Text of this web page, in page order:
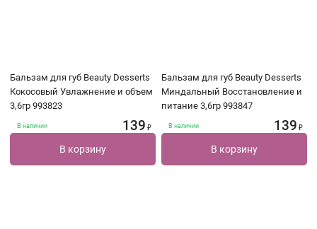
Бальзам для губ Beauty Desserts
Кокосовый Увлажнение и объем
3,6гр 993823
В наличии 139 ₽
В корзину
Бальзам для губ Beauty Desserts
Миндальный Восстановление и
питание 3,6гр 993847
В наличии 139 ₽
В корзину